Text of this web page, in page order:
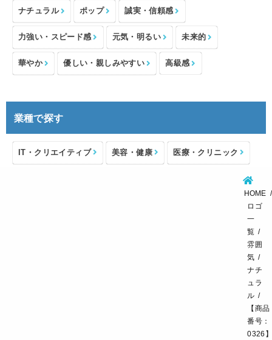
ナチュラル ポップ 誠実・信頼感
力強い・スピード感 元気・明るい 未来的
華やか 優しい・親しみやすい 高級感
業種で探す
IT・クリエイティブ 美容・健康 医療・クリニック
HOME
ロゴ
一
覧
雰囲
気
ナチ
ュラ
ル
【商品
番号：
0326】